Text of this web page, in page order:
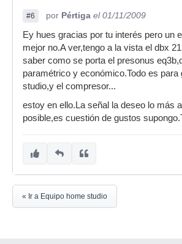
#6 por Pértiga el 01/11/2009
Ey hues gracias por tu interés pero un
mejor no.A ver,tengo a la vista el dbx
saber como se porta el presonus
paramétrico y económico.Todo es para
studio,y el compresor...
estoy en ello.La señal la deseo lo más
posible,es cuestión de gustos
« Ir a Equipo home studio